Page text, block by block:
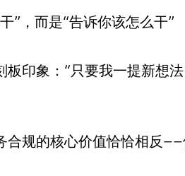
”，而是“告诉你该怎么干”
印象：“只要我一提新想
规的核心价值恰恰相反